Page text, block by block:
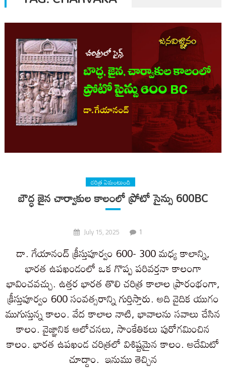
చరిత్ర ఏమంటుంది
బౌద్ధ జైన చార్వాకుల కాలంలో ప్రోటో సైన్సు 600BC
July 15, 2025 1
డా. గేయానంద్ క్రీస్తుపూర్వం 600- 300 మధ్య కాలాన్ని,
భారత ఉపఖండంలో ఒక గొప్ప పరివర్తనా కాలంగా
భావించవచ్చు. ఉత్తర భారత తొలి చరిత్ర కాలాల ప్రారంభంగా,
క్రీస్తుపూర్వం 600 సంవత్సరాన్ని గుర్తిస్తారు. అది వైదిక యుగం
ముగుస్తున్న కాలం. వేద కాలాల నాటి, భావాలను సవాలు చేసిన
కాలం. వైజ్ఞానిక ఆలోచనలు, సాంకేతికలు పురోగమించిన
కాలం. భారత ఉపఖండ చరిత్రలో విశిష్టమైన కాలం. అదేమిటో
చూద్దాం. ఇనుము తెచ్చిన